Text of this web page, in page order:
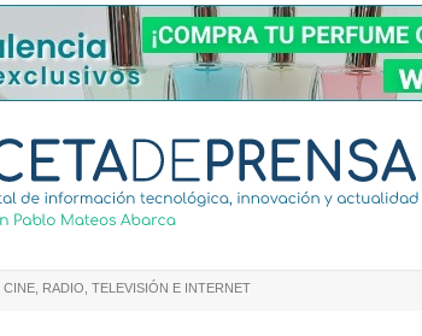
CINE, RADIO, TELEVISIÓN E INTERNET